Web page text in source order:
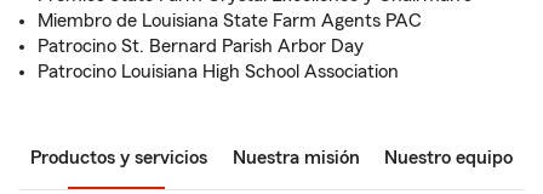
Miembro de Louisiana State Farm Agents PAC
Patrocino St. Bernard Parish Arbor Day
Patrocino Louisiana High School Association
Productos y servicios Nuestra misión Nuestro equipo